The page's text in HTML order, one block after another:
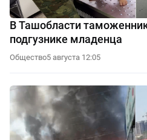
В Ташобласти
подгузнике младенца
Общество5 августа 12:05